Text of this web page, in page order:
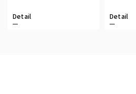
Detail Detail